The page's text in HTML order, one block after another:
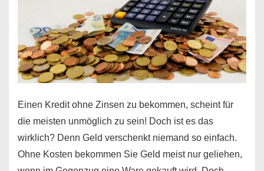
erfahren
Sie
es
Einen Kredit ohne Zinsen zu bekommen, scheint für
die meisten unmöglich zu sein! Doch ist es das
wirklich? Denn Geld verschenkt niemand so einfach.
Ohne Kosten bekommen Sie Geld meist nur geliehen,